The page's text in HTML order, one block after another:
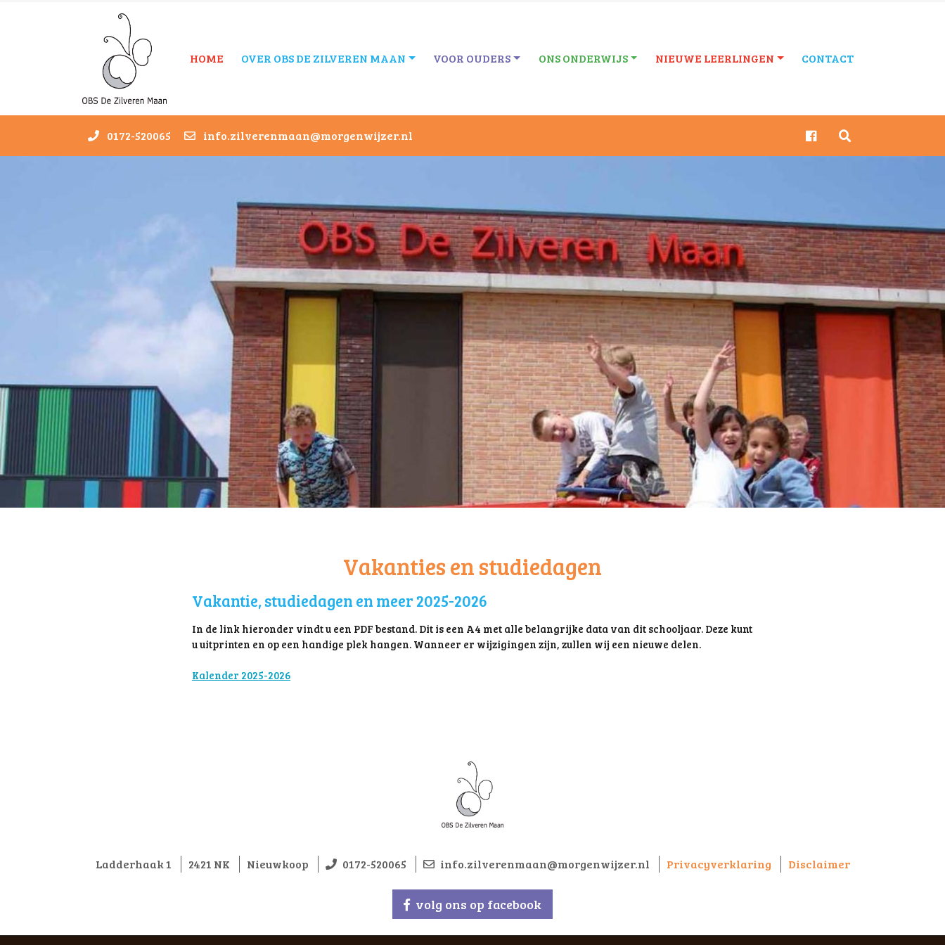
HOME OVER OBS DE ZILVEREN MAAN VOOR OUDERS ONS ONDERWIJS NIEUWE LEERLINGEN CONTACT
0172-520065 info.zilverenmaan@morgenwijzer.nl
Vakanties en studiedagen
Vakantie, studiedagen en meer 2025-2026
In de link hieronder vindt u een PDF bestand. Dit is een A4 met alle belangrijke data van dit schooljaar. Deze kunt
u uitprinten en op een handige plek hangen. Wanneer er wijzigingen zijn, zullen wij een nieuwe delen.
Kalender 2025-2026
Ladderhaak 1 2421 NK Nieuwkoop 0172-520065 info.zilverenmaan@morgenwijzer.nl Privacyverklaring Disclaimer
volg ons op facebook